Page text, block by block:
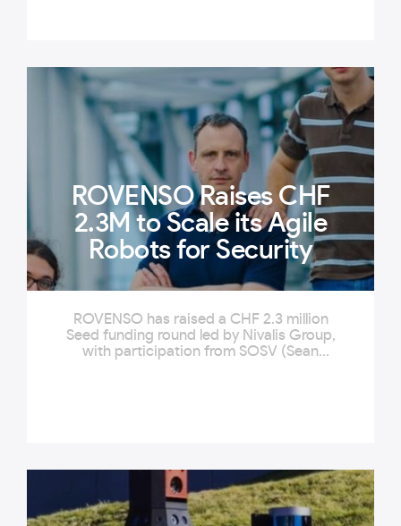
ROVENSO Raises CHF
2.3M to Scale its Agile
Robots for Security
ROVENSO has raised a CHF 2.3 million
Seed funding round led by Nivalis Group,
with participation from SOSV (Sean